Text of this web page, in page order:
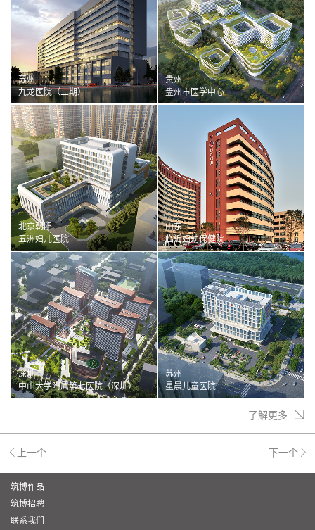
苏州
九龙医院（二期）
贵州
盘州市医学中心
北京朝阳
五洲妇儿医院
山东
临沂妇幼保健院
深圳
中山大学附属第七医院（深圳）二期
苏州
星晨儿童医院
了解更多
上一个 下一个
筑博作品
筑博招聘
联系我们